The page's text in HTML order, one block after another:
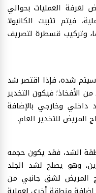
لغرفة العمليات بحوالي
فيتم تثبيت الكانيولا
وتركيب قسطرة لتصريف
شده، فإذا اقتصر شد
الأفخاذ؛ فيكون التخدير
داخلي وخارجي بالإضافة
المريض للتخدير العام.
الشد، فقد يكون حجمه
وهو يصلح لشد الجلد
المريض لشق جانبي من